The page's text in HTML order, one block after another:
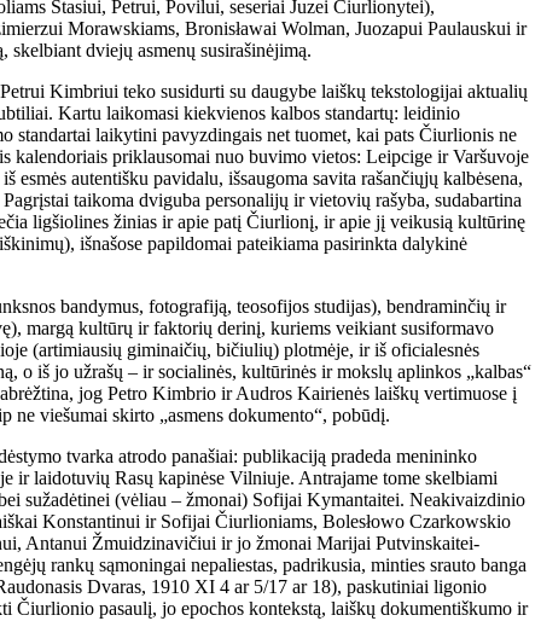
Stasiui, Petrui, Povilui, seseriai Juzei Čiurlionytei),
Morawskiams, Bronisławai Wolman, Juozapui Paulauskui ir
skelbiant dviejų asmenų susirašinėjimą.
Kimbriui teko susidurti su daugybe laiškų tekstologijai aktualių
Kartu laikomasi kiekvienos kalbos standartų: leidinio
standartai laikytini pavyzdingais net tuomet, kai pats Čiurlionis ne
kalendoriais priklausomai nuo buvimo vietos: Leipcige ir Varšuvoje
autentišku pavidalu, išsaugoma savita rašančiųjų kalbėsena,
taikoma dviguba personalijų ir vietovių rašyba, sudabartina
ligšiolines žinias ir apie patį Čiurlionį, ir apie jį veikusią kultūrinę
išnašose papildomai pateikiama pasirinkta dalykinė
bandymus, fotografiją, teosofijos studijas), bendraminčių ir
margą kultūrų ir faktorių derinį, kuriems veikiant susiformavo
(artimiausių giminaičių, bičiulių) plotmėje, ir iš oficialesnės
o iš jo užrašų – ir socialinės, kultūrinės ir mokslų aplinkos „kalbas“
jog Petro Kimbrio ir Audros Kairienės laiškų vertimuose į
ne viešumai skirto „asmens dokumento“, pobūdį.
tvarka atrodo panašiai: publikaciją pradeda menininko
laidotuvių Rasų kapinėse Vilniuje. Antrajame tome skelbiami
sužadėtinei (vėliau – žmonai) Sofijai Kymantaitei. Neakivaizdinio
Konstantinui ir Sofijai Čiurlioniams, Bolesłowo Czarkowskio
Antanui Žmuidzinavičiui ir jo žmonai Marijai Putvinskaitei-
rankų sąmoningai nepaliestas, padrikusia, minties srauto banga
Dvaras, 1910 XI 4 ar 5/17 ar 18), paskutiniai ligonio
Čiurlionio pasaulį, jo epochos kontekstą, laiškų dokumentiškumo ir